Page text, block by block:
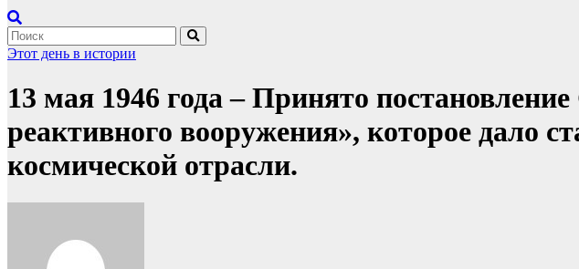
Этот день в истории
13 мая 1946 года – Принято
реактивного вооружения», которое дало
космической отрасли.